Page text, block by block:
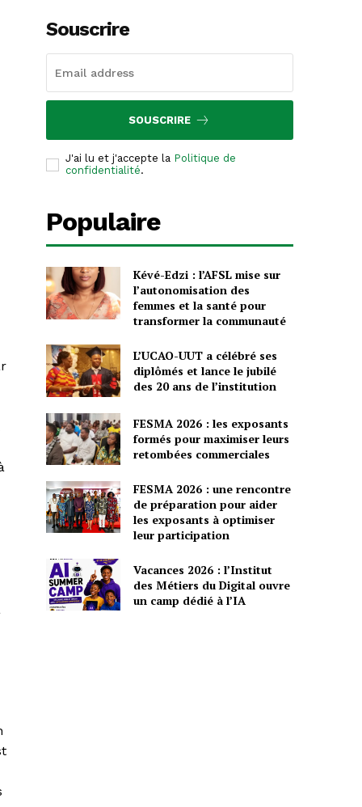
Souscrire
SOUSCRIRE
J'ai lu et j'accepte la Politique de
confidentialité.
Populaire
Kévé-Edzi : l’AFSL mise sur
l’autonomisation des
femmes et la santé pour
transformer la communauté
L’UCAO-UUT a célébré ses
diplômés et lance le jubilé
des 20 ans de l’institution
FESMA 2026 : les exposants
formés pour maximiser leurs
retombées commerciales
FESMA 2026 : une rencontre
de préparation pour aider
les exposants à optimiser
leur participation
Vacances 2026 : l’Institut
des Métiers du Digital ouvre
un camp dédié à l’IA